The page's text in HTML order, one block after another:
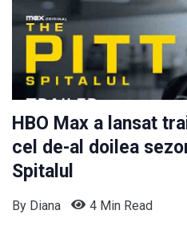
HBO Max a lansat
cel de-al doilea
Spitalul
By Diana 4 Min Read